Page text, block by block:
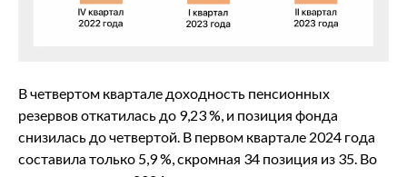
В четвертом квартале доходность пенсионных
резервов откатилась до 9,23 %, и позиция фонда
снизилась до четвертой. В первом квартале 2024 года
составила только 5,9 %, скромная 34 позиция из 35. Во